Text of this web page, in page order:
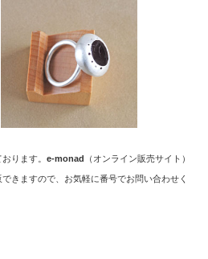
ります。 e-monad （オンライン販売サイト）
きますので、お気軽に番号でお問い合わせく